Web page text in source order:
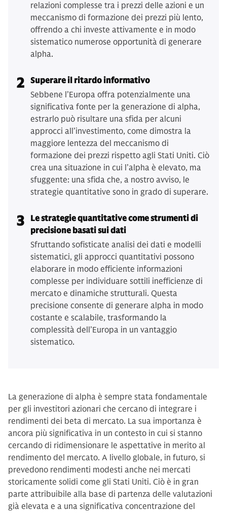
relazioni complesse tra i prezzi delle azioni e un
meccanismo di formazione dei prezzi più lento,
offrendo a chi investe attivamente e in modo
sistematico numerose opportunità di generare
alpha.
2 Superare il ritardo informativo
Sebbene l’Europa offra potenzialmente una
significativa fonte per la generazione di alpha,
estrarlo può risultare una sfida per alcuni
approcci all’investimento, come dimostra la
maggiore lentezza del meccanismo di
formazione dei prezzi rispetto agli Stati Uniti. Ciò
crea una situazione in cui l’alpha è elevato, ma
sfuggente: una sfida che, a nostro avviso, le
strategie quantitative sono in grado di superare.
3
Le strategie quantitative come strumenti di
precisione basati sui dati
Sfruttando sofisticate analisi dei dati e modelli
sistematici, gli approcci quantitativi possono
elaborare in modo efficiente informazioni
complesse per individuare sottili inefficienze di
mercato e dinamiche strutturali. Questa
precisione consente di generare alpha in modo
costante e scalabile, trasformando la
complessità dell’Europa in un vantaggio
sistematico.
La generazione di alpha è sempre stata fondamentale
per gli investitori azionari che cercano di integrare i
rendimenti dei beta di mercato. La sua importanza è
ancora più significativa in un contesto in cui si stanno
cercando di ridimensionare le aspettative in merito al
rendimento del mercato. A livello globale, in futuro, si
prevedono rendimenti modesti anche nei mercati
storicamente solidi come gli Stati Uniti. Ciò è in gran
parte attribuibile alla base di partenza delle valutazioni
già elevata e a una significativa concentrazione del